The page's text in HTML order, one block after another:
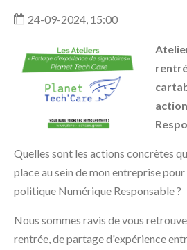
24-09-2024, 15:00
Quelles sont les actions concrètes
place au sein de mon entreprise
politique Numérique Responsable ?
Nous sommes ravis de vous
rentrée, de partage d'expérience